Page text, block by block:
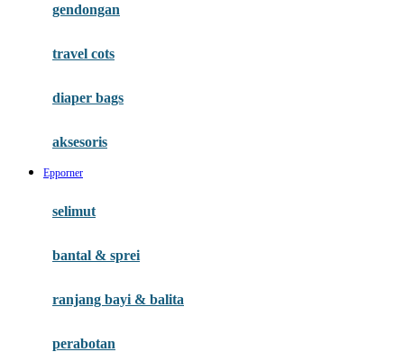
Gb
Habbie
Haenim
gendongan
travel cots
diaper bags
aksesoris
Epporner
selimut
bantal & sprei
ranjang bayi & balita
perabotan